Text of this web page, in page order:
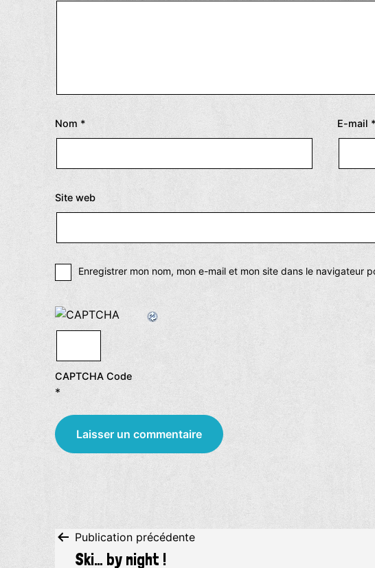
Nom * E-mail *
Site web
Enregistrer mon nom, mon e-mail et mon site dans le navigateur
CAPTCHA Code
*
Navigation
Publication précédente
Ski… by night !